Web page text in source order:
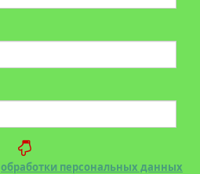
обработки персональных данных